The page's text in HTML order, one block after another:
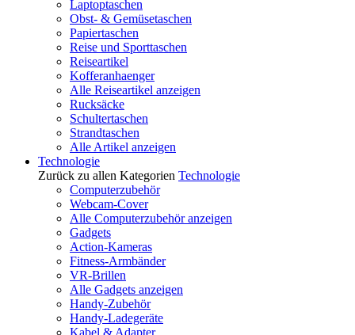
Laptoptaschen
Obst- & Gemüsetaschen
Papiertaschen
Reise und Sporttaschen
Reiseartikel
Kofferanhaenger
Alle Reiseartikel anzeigen
Rucksäcke
Schultertaschen
Strandtaschen
Alle Artikel anzeigen
Technologie
Zurück zu allen Kategorien Technologie
Computerzubehör
Webcam-Cover
Alle Computerzubehör anzeigen
Gadgets
Action-Kameras
Fitness-Armbänder
VR-Brillen
Alle Gadgets anzeigen
Handy-Zubehör
Handy-Ladegeräte
Kabel & Adapter